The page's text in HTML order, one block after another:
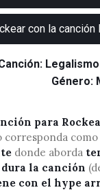
de
con la
Género:
para
corresponda como
donde aborda
dura la canción
con el hype